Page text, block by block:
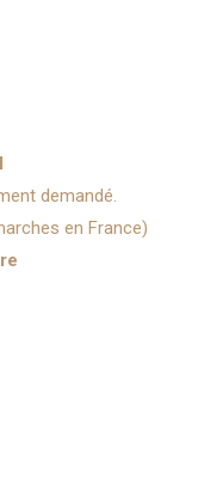
demandé.
en France)